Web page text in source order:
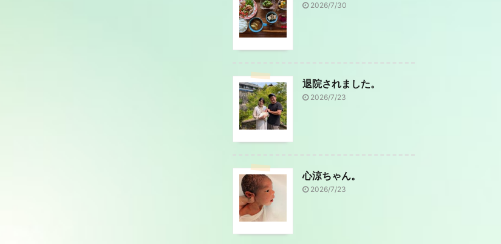
2026/7/30
退院されました。
2026/7/23
心涼ちゃん。
2026/7/23